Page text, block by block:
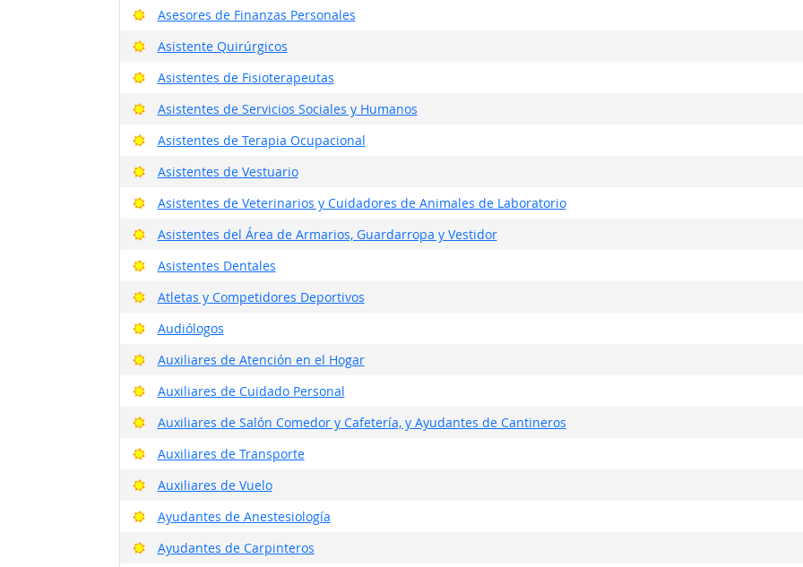
Asesores de Finanzas Personales
Buenas perspectivas
Asistente Quirúrgicos
Buenas perspectivas
Asistentes de Fisioterapeutas
Buenas perspectivas
Asistentes de Servicios Sociales y Humanos
Buenas perspectivas
Asistentes de Terapia Ocupacional
Buenas perspectivas
Asistentes de Vestuario
Buenas perspectivas
Asistentes de Veterinarios y Cuidadores de Animales de Laboratorio
Buenas perspectivas
Asistentes del Área de Armarios, Guardarropa y Vestidor
Buenas perspectivas
Asistentes Dentales
Buenas perspectivas
Atletas y Competidores Deportivos
Buenas perspectivas
Audiólogos
Buenas perspectivas
Auxiliares de Atención en el Hogar
Buenas perspectivas
Auxiliares de Cuidado Personal
Buenas perspectivas
Auxiliares de Salón Comedor y Cafetería, y Ayudantes de Cantineros
Buenas perspectivas
Auxiliares de Transporte
Buenas perspectivas
Auxiliares de Vuelo
Buenas perspectivas
Ayudantes de Anestesiología
Buenas perspectivas
Ayudantes de Carpinteros
Buenas perspectivas